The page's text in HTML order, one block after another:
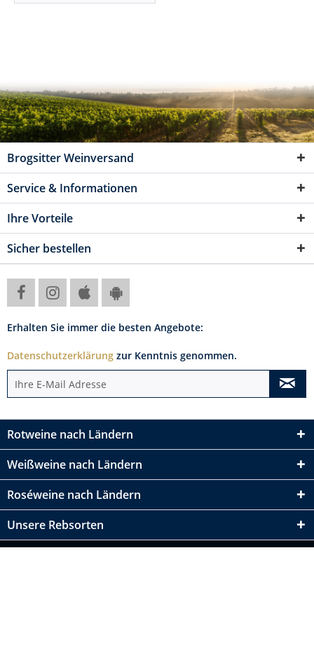
Brogsitter Weinversand
Service & Informationen
Ihre Vorteile
Sicher bestellen
Erhalten Sie immer die besten Angebote:
Datenschutzerklärung zur Kenntnis genommen.
Rotweine nach Ländern
Weißweine nach Ländern
Roséweine nach Ländern
Unsere Rebsorten